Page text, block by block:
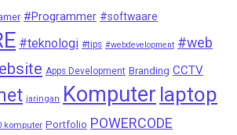
#Programmer #softwaare
#teknologi #tips #webdevelopment #web
Apps Development Branding CCTV
jaringan Komputer laptop
komputer Portfolio POWERCODE